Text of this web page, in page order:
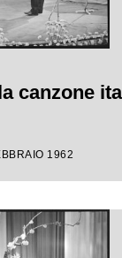
canzone
1962